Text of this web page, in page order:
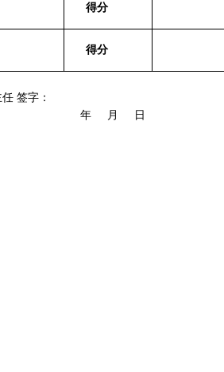
得分
得分
月 日